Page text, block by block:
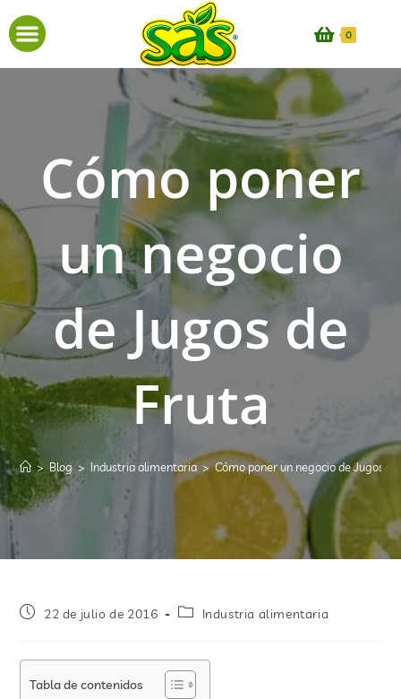
0
Cómo poner
un negocio
de Jugos de
Fruta
> Blog > Industria alimentaria > Cómo poner un negocio de Jugos
22 de julio de 2016 Industria alimentaria
Tabla de contenidos